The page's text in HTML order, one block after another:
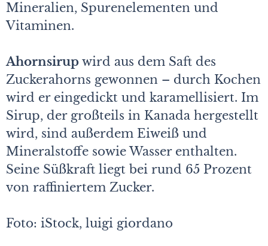
Mineralien, Spurenelementen und
Vitaminen.
Ahornsirup wird aus dem Saft des
Zuckerahorns gewonnen – durch Kochen
wird er eingedickt und karamellisiert. Im
Sirup, der großteils in Kanada hergestellt
wird, sind außerdem Eiweiß und
Mineralstoffe sowie Wasser enthalten.
Seine Süßkraft liegt bei rund 65 Prozent
von raffiniertem Zucker.
Foto: iStock, luigi giordano